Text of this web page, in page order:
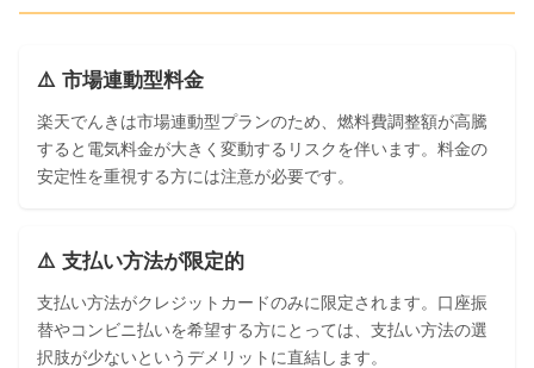
⚠️ 市場連動型料金
楽天でんきは市場連動型プランのため、燃料費調整額が高騰
すると電気料金が大きく変動するリスクを伴います。料金の
安定性を重視する方には注意が必要です。
⚠️ 支払い方法が限定的
支払い方法がクレジットカードのみに限定されます。口座振
替やコンビニ払いを希望する方にとっては、支払い方法の選
択肢が少ないというデメリットに直結します。